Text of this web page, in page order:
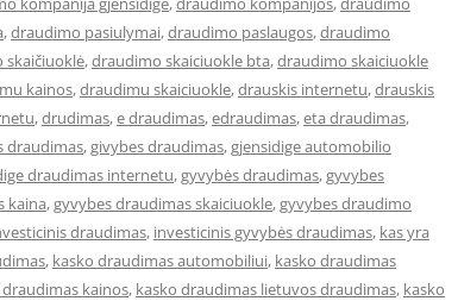
,draudimo pasiulymai,draudimo paslaugos,draudimo
skaičiuoklė,draudimo skaiciuokle bta,draudimo skaiciuokle
kainos,draudimu skaiciuokle,drauskis internetu,drauskis
,drudimas,e draudimas,edraudimas,eta draudimas,
draudimas,givybes draudimas,gjensidige automobilio
draudimas internetu,gyvybės draudimas,gyvybes
kaina,gyvybes draudimas skaiciuokle,gyvybes draudimo
draudimas, investicinis gyvybės draudimas, kas yra
, kasko draudimas automobiliui, kasko draudimas
kainos, kasko draudimas lietuvos draudimas, kasko